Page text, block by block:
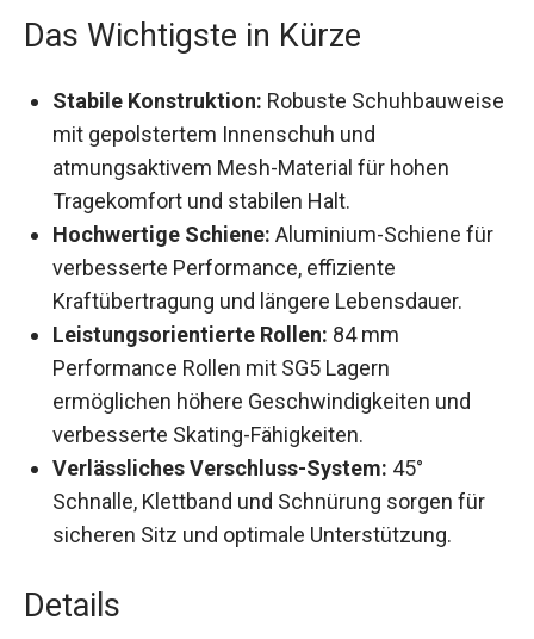
Das Wichtigste in Kürze
Stabile Konstruktion:
Robuste
Schuhbauweise mit gepolstertem Innenschuh
und atmungsaktivem Mesh-Material für hohen
Tragekomfort und stabilen Halt.
Hochwertige Schiene:
Aluminium-Schiene
für verbesserte Performance, effiziente
Kraftübertragung und längere Lebensdauer.
Leistungsorientierte Rollen:
Performance Rollen mit SG5 Lagern
ermöglichen höhere Geschwindigkeiten und
verbesserte Skating-Fähigkeiten.
Verlässliches Verschluss-System:
Schnalle, Klettband und Schnürung sorgen für
sicheren Sitz und optimale Unterstützung.
Details